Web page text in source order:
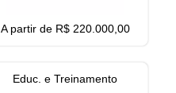
A partir de R$ 220.000,00
Educ. e Treinamento